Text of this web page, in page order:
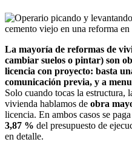
La mayoría de reformas de
cambiar suelos o pintar) son
licencia con proyecto: basta
comunicación previa, y a
Solo cuando tocas la estructura,
vivienda hablamos de obra
licencia. En ambos casos se
3,87 % del presupuesto de
en detalle.